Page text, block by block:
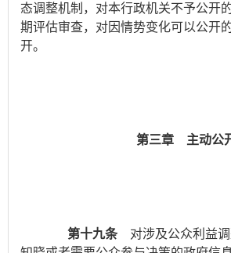
态调整机制，对本行政机关不予公开
期评估审查，对因情势变化可以公开
开。
第三章 主动公
第十九条对涉及公众利益调